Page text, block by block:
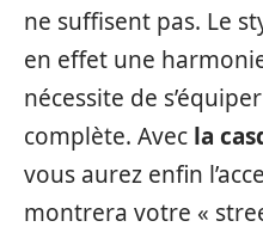
ne suffisent pas. Le
en effet une
nécessite de
complète. Avec la
vous aurez enfin
montrera votre «